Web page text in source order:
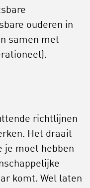
ouderen in
samen met
richtlijnen
Het draait
je moet hebben
komt. Wel laten